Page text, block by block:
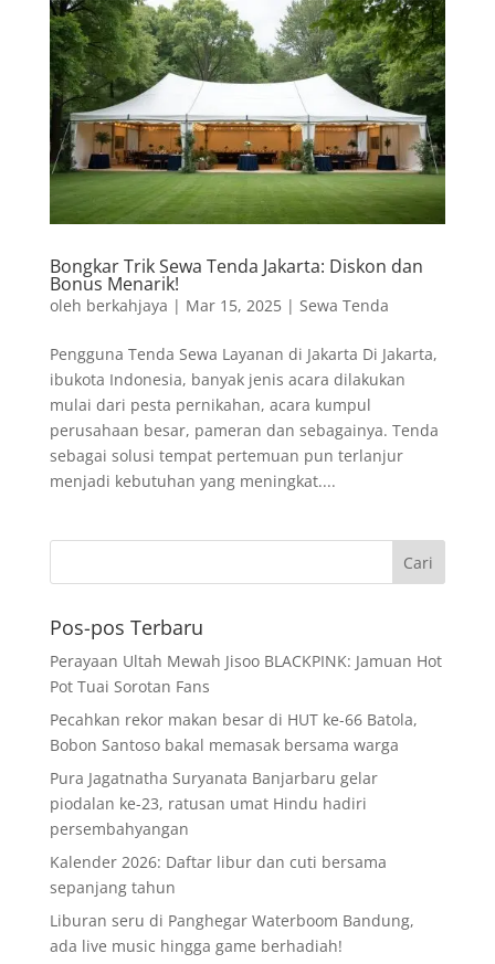
Bongkar Trik Sewa Tenda Jakarta: Diskon dan
Bonus Menarik!
oleh berkahjaya | Mar 15, 2025| Sewa Tenda
Pengguna Tenda Sewa Layanan di Jakarta Di Jakarta,
ibukota Indonesia, banyak jenis acara dilakukan
mulai dari pesta pernikahan, acara kumpul
perusahaan besar, pameran dan sebagainya. Tenda
sebagai solusi tempat pertemuan pun terlanjur
menjadi kebutuhan yang meningkat....
Pos-pos Terbaru
Perayaan Ultah Mewah Jisoo BLACKPINK: Jamuan Hot
Pot Tuai Sorotan Fans
Pecahkan rekor makan besar di HUT ke-66 Batola,
Bobon Santoso bakal memasak bersama warga
Pura Jagatnatha Suryanata Banjarbaru gelar
piodalan ke-23, ratusan umat Hindu hadiri
persembahyangan
Kalender 2026: Daftar libur dan cuti bersama
sepanjang tahun
Liburan seru di Panghegar Waterboom Bandung,
ada live music hingga game berhadiah!